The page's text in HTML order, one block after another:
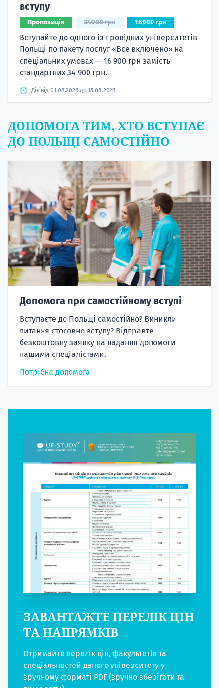
вступу
Пропозиція 34900 грн 16900 грн
Вступайте до одного із провідних університетів
Польщі по пакету послуг «Все включено» на
спеціальних умовах — 16 900 грн замість
стандартних 34 900 грн.
Діє від 01.08.2026 до 15.08.2026
ДОПОМОГА ТИМ, ХТО ВСТУПАЄ
ДО ПОЛЬЩІ САМОСТІЙНО
Допомога при самостійному вступі
Вступаєте до Польщі самостійно? Виникли
питання стосовно вступу? Відправте
безкоштовну заявку на надання допомоги
нашими спеціалістами.
Потрібна допомога
ЗАВАНТАЖТЕ ПЕРЕЛІК ЦІН
ТА НАПРЯМКІВ
Отримайте перелік цін, факультетів та
спеціальностей даного університету у
зручному форматі PDF (зручно зберігати та